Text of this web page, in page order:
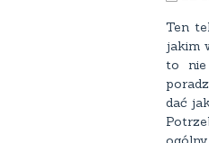
Ten
jakim
to nie
dać